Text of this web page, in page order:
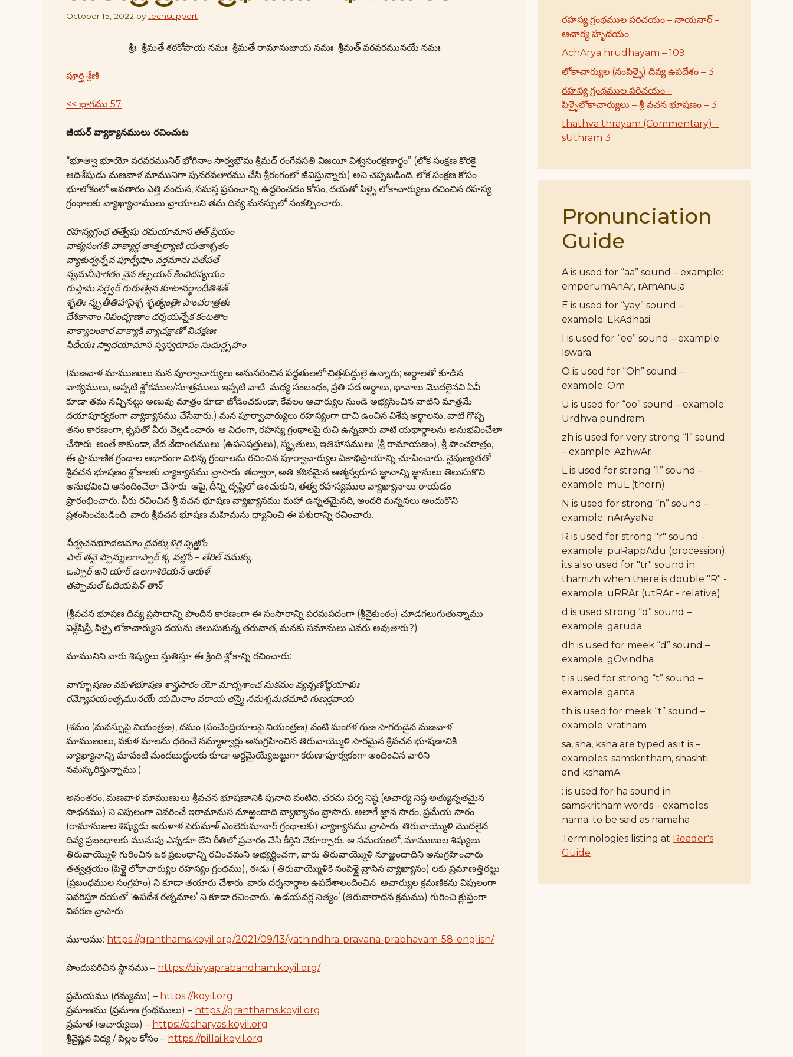
October 15, 2022 bytechsupport
శ్రీః శ్రీమతే శఠకోపాయ నమః శ్రీమతే రామానుజాయ నమః శ్రీమత్ వరవరమునయే నమః
పూర్తి శ్రేణి
<< భాగము 57
జీయర్ వ్యాక్యానములు రచించుట
“భూత్వా భూయో వరవరమునిర్ భోగినాం సార్వభౌమ శ్రీమద్ రంగేవసతి విజయీ విశ్వసంరక్షణార్థం” (లోక సంక్షణ కొరకై
ఆదిశేషుడు మణవాళ మామునిగా పునరవతారము చేసి శ్రీరంగంలో జీవిస్తున్నారు) అని చెప్పబడింది. లోక సంక్షణ కోసం
భూలోకంలో అవతారం ఎత్తి నందున, సమస్త ప్రపంచాన్ని ఉద్ధరించడం కోసం, దయతో పిళ్ళై లోకాచార్యులు రచించిన రహస్య
గ్రంథాలకు వ్యాఖ్యానాములు వ్రాయాలని తమ దివ్య మనస్సులో సంకల్పించారు.
రహస్యగ్రంథ తత్వేషు రమయామాస తత్ ప్రియం
వాక్యసంగతి వాక్యార్థ తాత్పర్యాణి యతాశృతం
వ్యాకుర్వన్నేవ పూర్వేషాం వర్తమానః పతేపతే
స్వమనీషాగతం నైవ కల్పయన్ కించిదప్యయం
గుప్తామ సర్వైర్ గురుత్వేన కూటానర్థాందీతిశత్
శృతిః స్మృతీతిహాసైశ్చ శృత్యంతైః పాంచరాత్రతః
దేశికానాం నిపందౄణాం దర్శయన్నేక కంటతాం
వాక్యాలంకార వాక్యాకి వ్యాచక్షాణో విచక్షణః
సిదీయః స్వాదయామాస స్వస్వరూపం సుదుర్గృహం
(మణవాళ మాముణులు మన పూర్వాచార్యులు అనుసరించిన పద్ధతులలో చిత్తశుద్దులై ఉన్నారు; అర్థాలతో కూడిన
వాక్యములు, అప్పటి శ్లోకముల/సూత్రములు ఇప్పటి వాటి మధ్య సంబంధం, ప్రతి పద అర్థాలు, భావాలు మొదలైనవి ఏవీ
కూడా తమ నచ్చినట్టు అణువు మాత్రం కూడా జోడించకుండా, కేవలం ఆచార్యుల నుండి అభ్యసించిన వాటిని మాత్రమే
దయాపూర్వకంగా వ్యాక్యానము చేసేవారు.) మన పూర్వాచార్యులు రహస్యంగా దాచి ఉంచిన విశేష అర్థాలను, వాటి గొప్ప
తనం కారణంగా, కృపతో వీరు వెల్లడించారు. ఆ విధంగా, రహస్య గ్రంథాలపై రుచి ఉన్నవారు వాటి యథార్థాలను అనుభవించేలా
చేసారు. అంతే కాకుండా, వేద వేదాంతములు (ఉపనిషత్తులు), స్మృతులు, ఇతిహాసములు (శ్రీ రామాయణం), శ్రీ పాంచరాత్రం,
ఈ ప్రామాణిక గ్రంథాల ఆధారంగా విభిన్న గ్రంథాలను రచించిన పూర్వాచార్యుల ఏకాభిప్రాయాన్ని చూపించారు. నైపుణ్యతతో
శ్రీవచన భూషణం శ్లోకాలకు వ్యాక్యానము వ్రాసారు. తద్వారా, అతి కఠినమైన ఆత్మస్వరూప జ్ఞానాన్ని జ్ఞానులు తెలుసుకొని
అనుభవించి ఆనందించేలా చేసారు. ఆపై, దీన్ని దృష్టిలో ఉంచుకుని, తత్వ రహస్యముల వ్యాఖ్యానాలు రాయడం
ప్రారంభించారు. వీరు రచించిన శ్రీ వచన భూషణ వ్యాఖ్యానము మహా ఉన్నతమైనది, అందరి మన్ననలు అందుకొని
ప్రశంసించబడింది. వారు శ్రీవచన భూషణ మహిమను ధ్యానించి ఈ పశురాన్ని రచించారు.
సీర్వచనభూడణమాం దైవక్కుళిగై ప్పెఱ్ఱోం
పార్ తనై ప్పొన్నులగాప్పార్ క్క వల్లోం – తేరిల్ నమక్కు
ఒప్పార్ ఇని యార్ ఉలగాశిరియన్ అరుళ్
తప్పామల్ ఓదియపిన్ తాన్
(శ్రీవచన భూషణ దివ్య ప్రసాదాన్ని పొందిన కారణంగా ఈ సంసారాన్ని పరమపదంగా (శ్రీవైకుంఠం) చూడగలుగుతున్నాము.
విశ్లేషిస్తే, పిళ్ళై లోకాచార్యుని దయను తెలుసుకున్న తరువాత, మనకు సమానులు ఎవరు అవుతారు?)
మామునిని వారు శిష్యులు స్తుతిస్తూ ఈ క్రింది శ్లోకాన్ని రచించారు:
వాగ్భూషణం వకుళభూషణ శాస్త్రసారం యో మాదృశాంచ సుకమం వ్యవృణోద్దయాళుః
రమ్యోపయంతృమునయే యమినాం వరాయ తస్మై నమశ్శమదమాది గుణర్ణవాయ
(శమం (మనస్సుపై నియంత్రణ), దమం (పంచేంద్రియాలపై నియంత్రణ) వంటి మంగళ గుణ సాగరుడైన మణవాళ
మాముణులు, వకుళ మాలను ధరించే నమ్మాళ్వార్లు అనుగ్రహించిన తిరువాయ్మొళి సారమైన శ్రీవచన భూషణానికి
వ్యాఖ్యానాన్ని మావంటి మందబుద్ధులకు కూడా అర్థమైయ్యేటట్టుగా కరుణాపూర్వకంగా అందించిన వారిని
నమస్కరిస్తున్నాము.)
అనంతరం, మణవాళ మాముణులు శ్రీవచన భూషణానికి పునాది వంటిది, చరమ పర్వ నిష్ఠ (ఆచార్య నిష్ఠ అత్యున్నతమైన
సాధనము) ని విపులంగా వివరించే ఇరామానుస నూఱ్ఱందాది వ్యాఖ్యానం వ్రాసారు. అలాగే జ్ఞాన సారం, ప్రమేయ సారం
(రామానుజుల శిష్యుడు అరుళాళ పెరుమాళ్ ఎంబెరుమానార్ గ్రంథాలకు) వ్యాక్యానము వ్రాసారు. తిరువాయ్మొళి మొదలైన
దివ్య ప్రబంధాలకు మునుపు ఎన్నడూ లేని రీతిలో ప్రచారం చేసి కీర్తిని చేకూర్చారు. ఆ సమయంలో, మాముణుల శిష్యులు
తిరువాయ్మొళి గురించిన ఒక ప్రబంధాన్ని రచించమని అభ్యర్థించగా, వారు తిరువాయ్మొళి నూఱ్ఱందాదిని అనుగ్రహించారు.
తత్వత్రయం (పిళ్లై లోకాచార్యుల రహస్యం గ్రంథము), ఈడు ( తిరువాయ్మొళికి నంపిళ్లై వ్రాసిన వ్యాఖ్యానం) లకు ప్రమాణత్తిరట్టు
(ప్రబంధముల సంగ్రహం) ని కూడా తయారు చేశారు. వారు దర్శనార్థాల ఉపదేశాలందించిన ఆచార్యుల క్రమణికను విపులంగా
వివరిస్తూ దయతో ‘ఉపదేశ రత్నమాల’ ని కూడా రచించారు. ‘ఉడయవర్ల నిత్యం’ (తిరువారాధన క్రమము) గురించి క్లుప్తంగా
వివరణ వ్రాసారు.
మూలము: https://granthams.koyil.org/2021/09/13/yathindhra-pravana-prabhavam-58-english/
పొందుపరిచిన స్థానము – https://divyaprabandham.koyil.org/
ప్రమేయము (గమ్యము) – https://koyil.org
ప్రమాణము (ప్రమాణ గ్రంథములు) – https://granthams.koyil.org
ప్రమాత (ఆచార్యులు) – https://acharyas.koyil.org
శ్రీవైష్ణవ విద్య / పిల్లల కోసం – https://pillai.koyil.org
రహస్య గ్రంథముల పరిచయం – నాయనార్ –
ఆచార్య హృదయం
AchArya hrudhayam – 109
లోకాచార్యుల (నంపిళ్ళై) దివ్య ఉపదేశం – 3
రహస్య గ్రంథముల పరిచయం –
పిళ్ళైలోకాచార్యులు – శ్రీ వచన భూషణం – 3
thathva thrayam (Commentary) –
sUthram 3
Pronunciation
Guide
A is used for “aa” sound – example:
emperumAnAr, rAmAnuja
E is used for “yay” sound –
example: EkAdhasi
I is used for “ee” sound – example:
Iswara
O is used for “Oh” sound –
example: Om
U is used for “oo” sound – example:
Urdhva pundram
zh is used for very strong “l” sound
– example: AzhwAr
L is used for strong “l” sound –
example: muL (thorn)
N is used for strong “n” sound –
example: nArAyaNa
R is used for strong "r" sound -
example: puRappAdu (procession);
its also used for "tr" sound in
thamizh when there is double "R" -
example: uRRAr (utRAr - relative)
d is used strong “d” sound –
example: garuda
dh is used for meek “d” sound –
example: gOvindha
t is used for strong “t” sound –
example: ganta
th is used for meek “t” sound –
example: vratham
sa, sha, ksha are typed as it is –
examples: samskritham, shashti
and kshamA
: is used for ha sound in
samskritham words – examples:
nama: to be said as namaha
Terminologies listing at Reader's
Guide